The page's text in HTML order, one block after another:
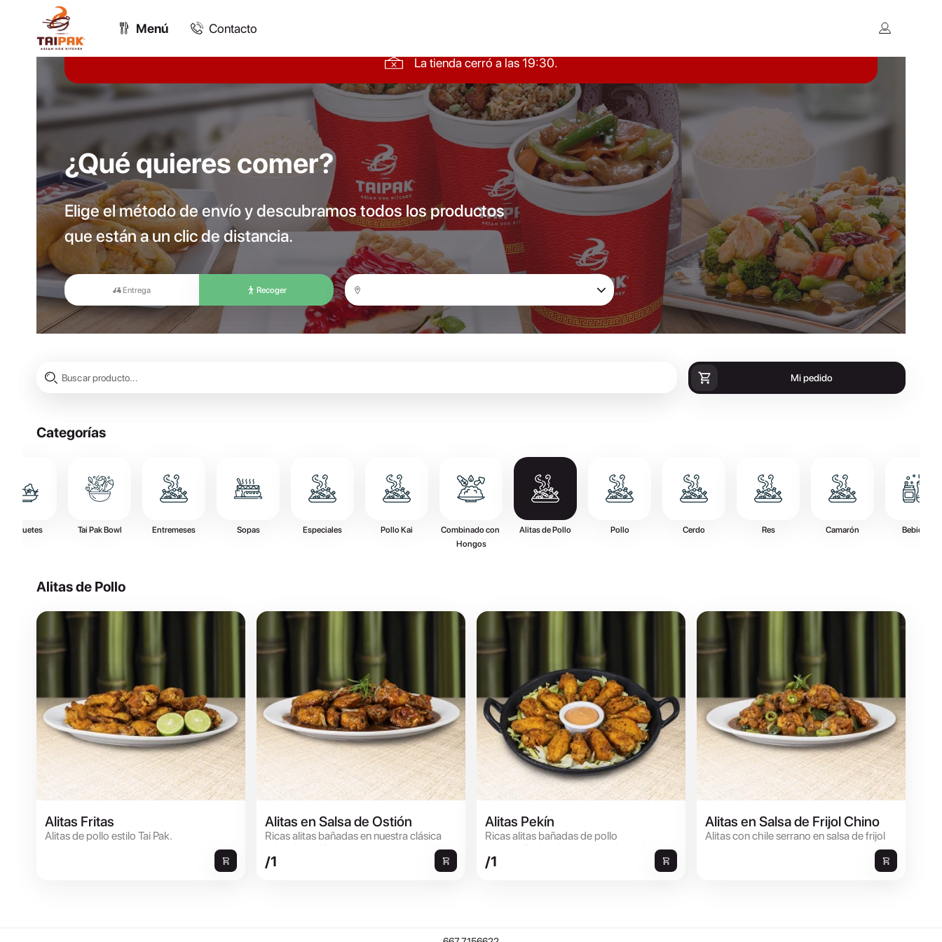
Menú Contacto
La tienda cerró a las 19:30.
¿Qué quieres comer?
Elige el método de envío y descubramos todos los productos
que están a un clic de distancia.
Entrega Recoger
Mi pedido
Categorías
Paquetes Tai Pak Bowl Entremeses Sopas Especiales Pollo Kai
Combinado con
Hongos
Alitas de Pollo Pollo Cerdo Res Camarón Bebidas
Alitas de Pollo
Alitas Fritas
Alitas de pollo estilo Tai Pak.
Alitas en Salsa de Ostión
Ricas alitas bañadas en nuestra clásica
/1
Alitas Pekín
Ricas alitas bañadas de pollo
sriracha.
/1
Alitas en Salsa de Frijol Chino
Alitas con chile serrano en salsa de frijol